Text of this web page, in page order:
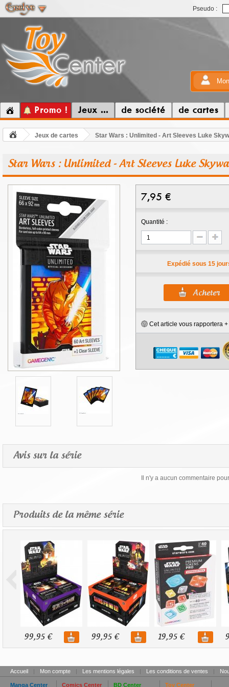
Pseudo :
Promo ! Jeux ... de société de cartes
Jeux de cartes Star Wars : Unlimited - Art Sleeves Luke
Star Wars : Unlimited - Art Sleeves Luke
7,95 €
Quantité :
Expédié sous 15
Cet article vous rapportera +
Avis sur la série
Il n'y a aucun commentaire
Produits de la même série
99,95 € 99,95 € 19,95 €
Accueil | Mon compte | Les mentions légales | Les conditions de ventes |
Manga Center
Comics Center
BD Center
Toy Center